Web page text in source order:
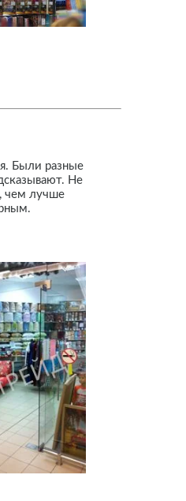
Были разные
Не
чем лучше